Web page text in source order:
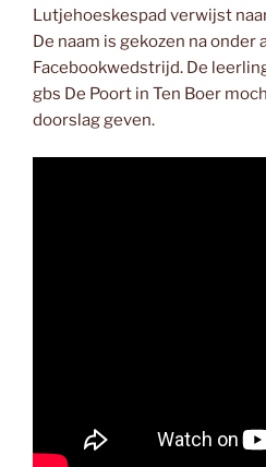
Lutjehoeskespad verwijst
De naam is gekozen na onder
Facebookwedstrijd. De
gbs De Poort in Ten Boer
doorslag geven.